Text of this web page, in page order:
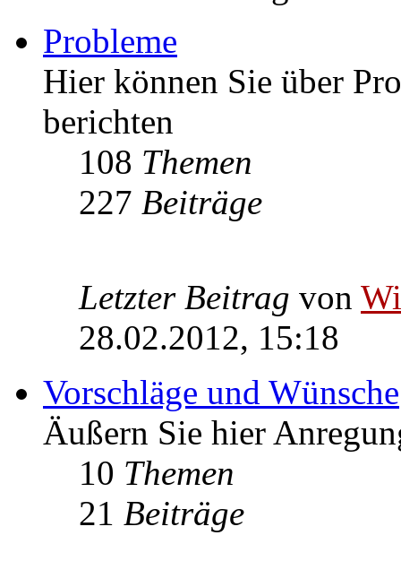
Probleme
Hier können Sie über
berichten
108 Themen
227 Beiträge
Letzter Beitrag von
28.02.2012, 15:18
Vorschläge und Wünsche
Äußern Sie hier
10 Themen
21 Beiträge